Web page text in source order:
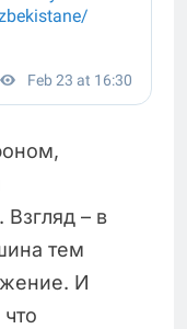
– в
тем
И